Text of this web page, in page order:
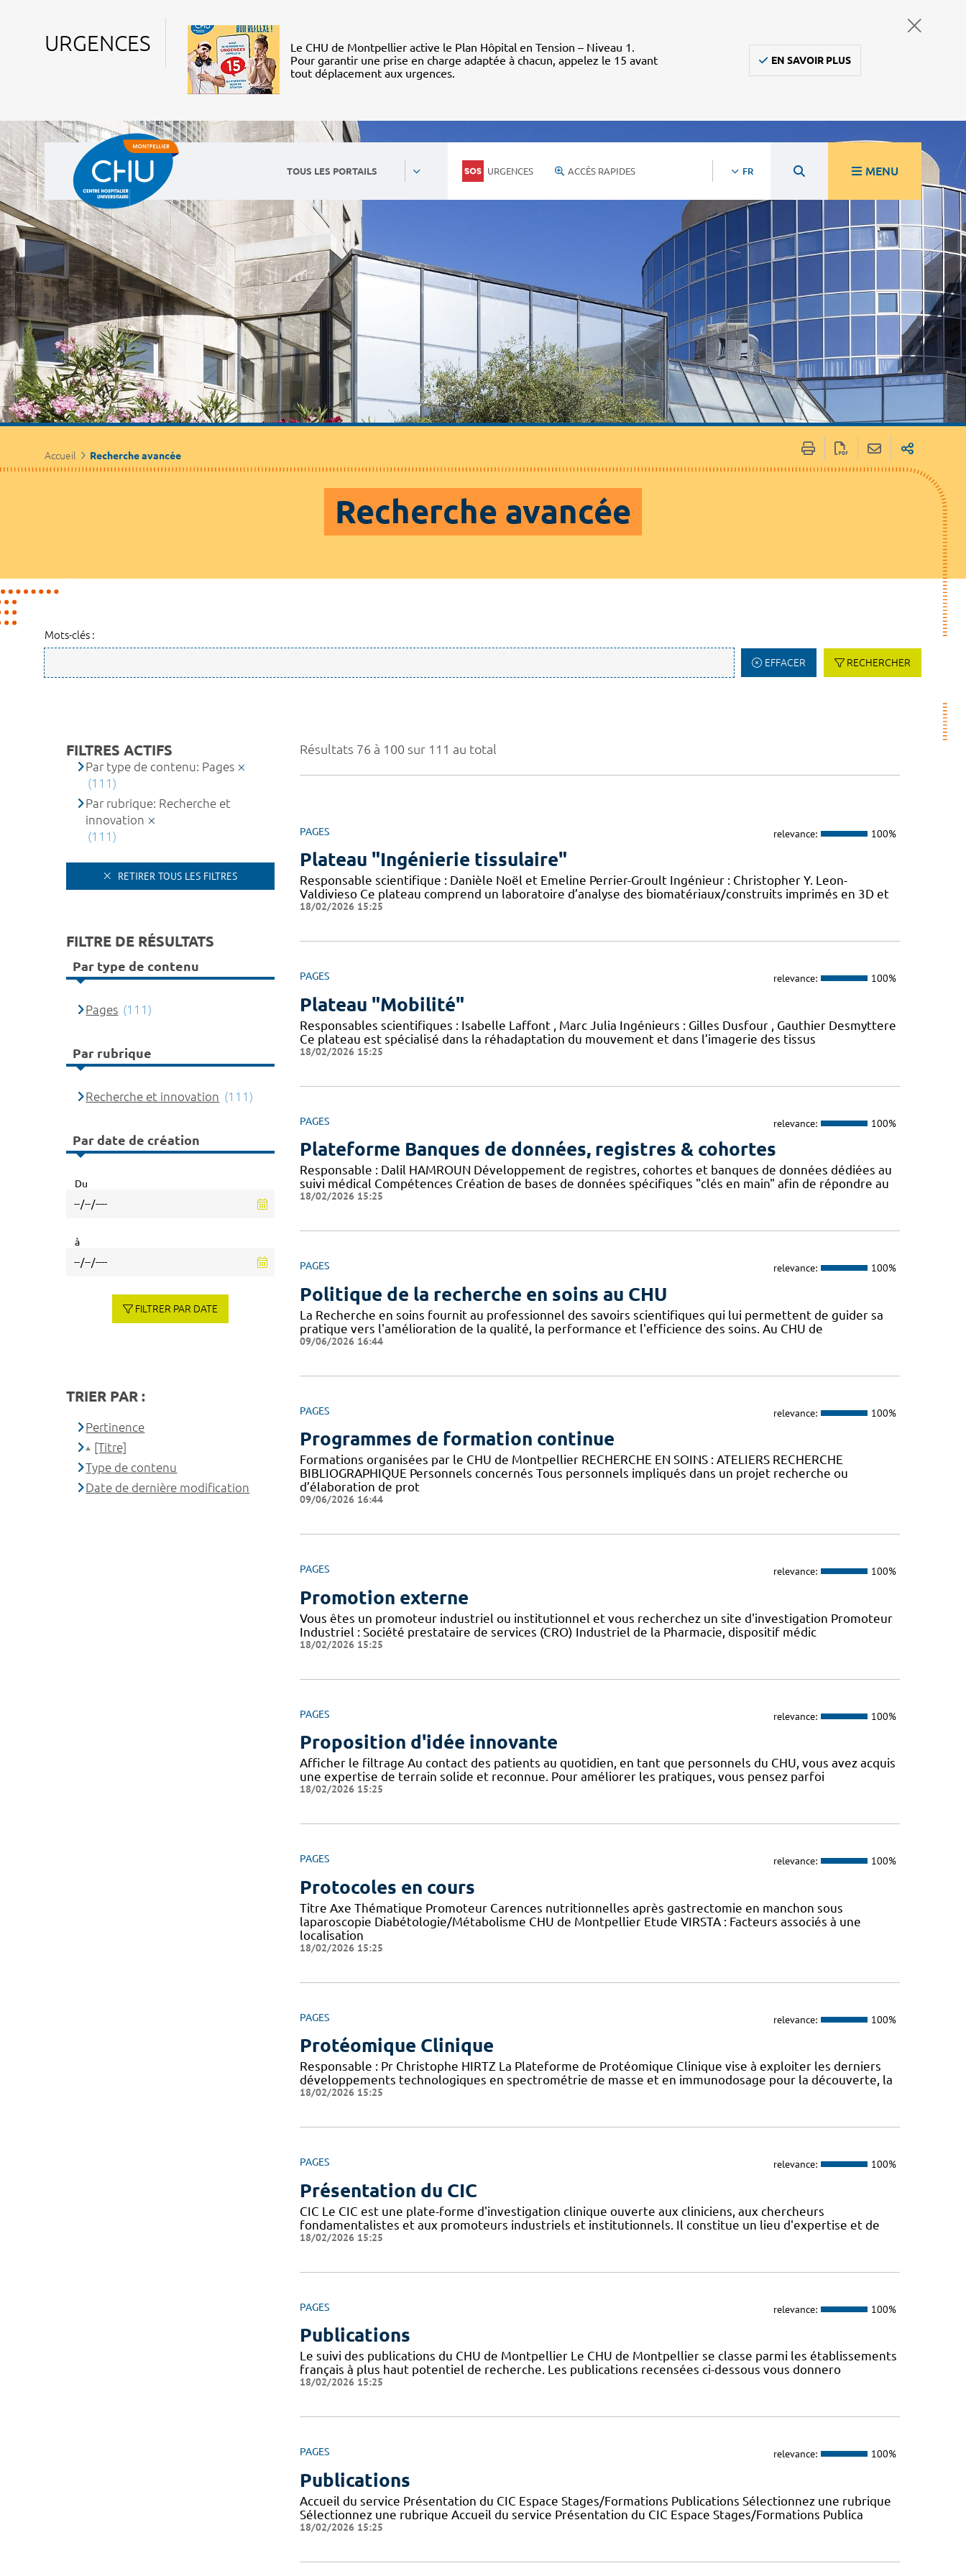
URGENCES
Le CHU de Montpellier active le Plan Hôpital en Tension – Niveau 1.
Pour garantir une prise en charge adaptée à chacun, appelez le 15 avant
tout déplacement aux urgences.
EN SAVOIR PLUS
TOUS LES PORTAILS URGENCES ACCÈS RAPIDES FR MENU
Accueil Recherche avancée
Recherche avancée
Mots-clés :
EFFACER RECHERCHER
Résultats 76 à 100 sur 111 au total
PAGES relevance: 100%
Plateau "Ingénierie tissulaire"
Responsable scientifique : Danièle Noël et Emeline Perrier-Groult Ingénieur : Christopher Y. Leon-
Valdivieso Ce plateau comprend un laboratoire d’analyse des biomatériaux/construits imprimés en 3D et
18/02/2026 15:25
PAGES relevance: 100%
Plateau "Mobilité"
Responsables scientifiques : Isabelle Laffont , Marc Julia Ingénieurs : Gilles Dusfour , Gauthier Desmyttere
Ce plateau est spécialisé dans la réhadaptation du mouvement et dans l’imagerie des tissus
18/02/2026 15:25
PAGES relevance: 100%
Plateforme Banques de données, registres & cohortes
Responsable : Dalil HAMROUN Développement de registres, cohortes et banques de données dédiées au
suivi médical Compétences Création de bases de données spécifiques "clés en main" afin de répondre au
18/02/2026 15:25
PAGES relevance: 100%
Politique de la recherche en soins au CHU
La Recherche en soins fournit au professionnel des savoirs scientifiques qui lui permettent de guider sa
pratique vers l'amélioration de la qualité, la performance et l'efficience des soins. Au CHU de
09/06/2026 16:44
PAGES relevance: 100%
Programmes de formation continue
Formations organisées par le CHU de Montpellier RECHERCHE EN SOINS : ATELIERS RECHERCHE
BIBLIOGRAPHIQUE Personnels concernés Tous personnels impliqués dans un projet recherche ou
d’élaboration de prot
09/06/2026 16:44
PAGES relevance: 100%
Promotion externe
Vous êtes un promoteur industriel ou institutionnel et vous recherchez un site d'investigation Promoteur
Industriel : Société prestataire de services (CRO) Industriel de la Pharmacie, dispositif médic
18/02/2026 15:25
PAGES relevance: 100%
Proposition d'idée innovante
Afficher le filtrage Au contact des patients au quotidien, en tant que personnels du CHU, vous avez acquis
une expertise de terrain solide et reconnue. Pour améliorer les pratiques, vous pensez parfoi
18/02/2026 15:25
PAGES relevance: 100%
Protocoles en cours
Titre Axe Thématique Promoteur Carences nutritionnelles après gastrectomie en manchon sous
laparoscopie Diabétologie/Métabolisme CHU de Montpellier Etude VIRSTA : Facteurs associés à une
localisation
18/02/2026 15:25
PAGES relevance: 100%
Protéomique Clinique
Responsable : Pr Christophe HIRTZ La Plateforme de Protéomique Clinique vise à exploiter les derniers
développements technologiques en spectrométrie de masse et en immunodosage pour la découverte, la
18/02/2026 15:25
PAGES relevance: 100%
Présentation du CIC
CIC Le CIC est une plate-forme d'investigation clinique ouverte aux cliniciens, aux chercheurs
fondamentalistes et aux promoteurs industriels et institutionnels. Il constitue un lieu d'expertise et de
18/02/2026 15:25
PAGES relevance: 100%
Publications
Le suivi des publications du CHU de Montpellier Le CHU de Montpellier se classe parmi les établissements
français à plus haut potentiel de recherche. Les publications recensées ci-dessous vous donnero
18/02/2026 15:25
PAGES relevance: 100%
Publications
Accueil du service Présentation du CIC Espace Stages/Formations Publications Sélectionnez une rubrique
Sélectionnez une rubrique Accueil du service Présentation du CIC Espace Stages/Formations Publica
18/02/2026 15:25
FILTRES ACTIFS
Par type de contenu: Pages
(111)
Par rubrique: Recherche et
innovation
(111)
RETIRER TOUS LES FILTRES
FILTRE DE RÉSULTATS
Par type de contenu
Pages (111)
Par rubrique
Recherche et innovation (111)
Par date de création
Du
à
FILTRER PAR DATE
TRIER PAR :
Pertinence
[Titre]
Type de contenu
Date de dernière modification